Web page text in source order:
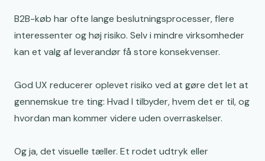
B2B-køb har ofte lange beslutningsprocesser, flere
interessenter og høj risiko. Selv i mindre virksomheder
kan et valg af leverandør få store konsekvenser.
God UX reducerer oplevet risiko ved at gøre det let at
gennemskue tre ting: Hvad I tilbyder, hvem det er til, og
hvordan man kommer videre uden overraskelser.
Og ja, det visuelle tæller. Et rodet udtryk eller